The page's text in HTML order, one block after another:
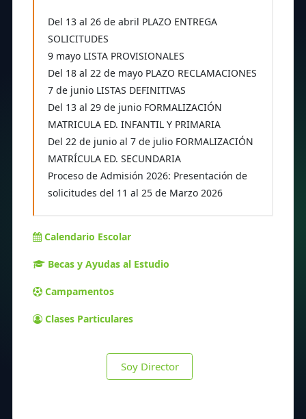
Del 13 al 26 de abril PLAZO ENTREGA
SOLICITUDES
9 mayo LISTA PROVISIONALES
Del 18 al 22 de mayo PLAZO RECLAMACIONES
7 de junio LISTAS DEFINITIVAS
Del 13 al 29 de junio FORMALIZACIÓN
MATRICULA ED. INFANTIL Y PRIMARIA
Del 22 de junio al 7 de julio FORMALIZACIÓN
MATRÍCULA ED. SECUNDARIA
Proceso de Admisión 2026: Presentación de
solicitudes del 11 al 25 de Marzo 2026
Calendario Escolar
Becas y Ayudas al Estudio
Campamentos
Clases Particulares
Soy Director